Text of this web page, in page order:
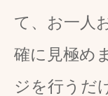
て、お一人
確に見極め
ジを行うだ